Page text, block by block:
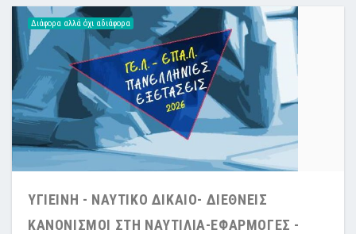
Διάφορα αλλά όχι αδιάφορα
ΥΓΙΕΙΝΗ - ΝΑΥΤΙΚΟ ΔΙΚΑΙΟ- ΔΙΕΘΝΕΙΣ
ΚΑΝΟΝΙΣΜΟΙ ΣΤΗ ΝΑΥΤΙΛΙΑ-ΕΦΑΡΜΟΓΕΣ -